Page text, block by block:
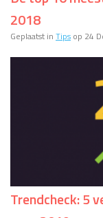
2018
Geplaatst in Tips op 24
Trendcheck: 5